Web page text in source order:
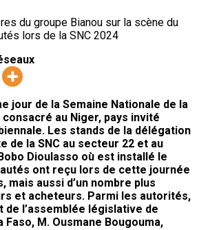
jour de la Semaine Nationale de la
Les stands de la délégation
la SNC au secteur 22 et au
Dioulasso où est installé le
ont reçu lors de cette journée
mais aussi d’un nombre plus
et acheteurs. Parmi les autorités,
de l’assemblée législative de
M. Ousmane Bougouma,
de l’institution, le ministre
la Culture, M. Jean Emmanuel
son homologue nigérien, le
Amadou conduisant la
la cité de Sya.